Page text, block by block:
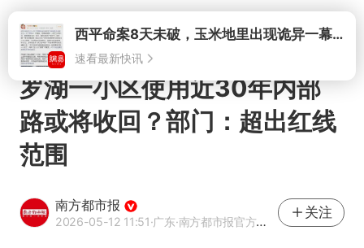
打开
罗湖一小区使用近30年内部
路或将收回？部门：超出红线
范围
南方都市报
2026-05-12 11:51·广东·南方都市报官方网易号
关注